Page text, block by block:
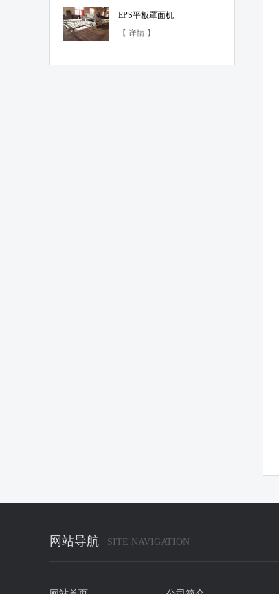
EPS平板罩面机
【 详情 】
网站导航 SITE NAVIGATION